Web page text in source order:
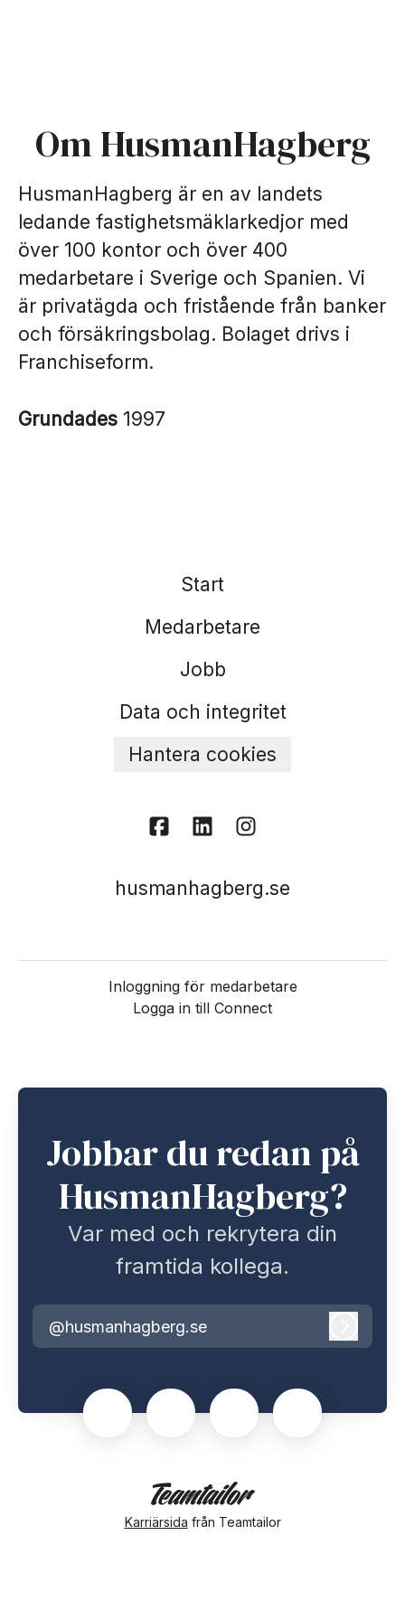
Om HusmanHagberg
HusmanHagberg är en av landets
ledande fastighetsmäklarkedjor med
över 100 kontor och över 400
medarbetare i Sverige och Spanien. Vi
är privatägda och fristående från banker
och försäkringsbolag. Bolaget drivs i
Franchiseform.
Grundades 1997
Start
Medarbetare
Jobb
Data och integritet
Hantera cookies
husmanhagberg.se
Inloggning för medarbetare
Logga in till Connect
Jobbar du redan på
HusmanHagberg?
Var med och rekrytera din
framtida kollega.
@husmanhagberg.se
Karriärsida från Teamtailor